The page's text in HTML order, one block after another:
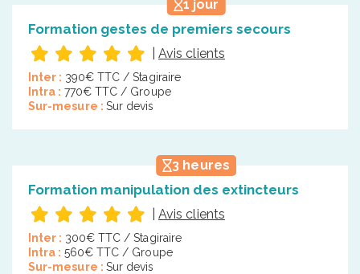
1 jour
Formation gestes de premiers secours
Avis clients
Inter : 390€ TTC / Stagiraire
Intra : 770€ TTC / Groupe
Sur-mesure : Sur devis
3 heures
Formation manipulation des extincteurs
Avis clients
Inter : 300€ TTC / Stagiraire
Intra : 560€ TTC / Groupe
Sur-mesure : Sur devis